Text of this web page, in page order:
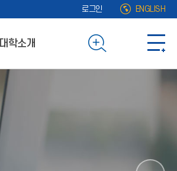
로그인 ENGLISH
대학소개